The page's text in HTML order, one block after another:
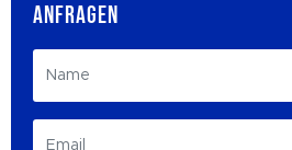
ANFRAGEN